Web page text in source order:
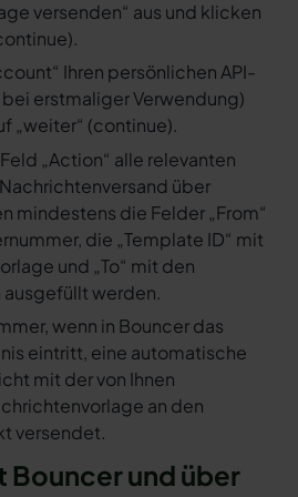
versenden“ aus und klicken
Ihren persönlichen API-
bei erstmaliger Verwendung)
„weiter“ (continue).
„Action“ alle relevanten
über
mindestens die Felder „From“
die „Template ID“ mit
und „To“ mit den
werden.
wenn in Bouncer das
eintritt, eine automatische
mit der von Ihnen
an den
versendet.
Bouncer und über